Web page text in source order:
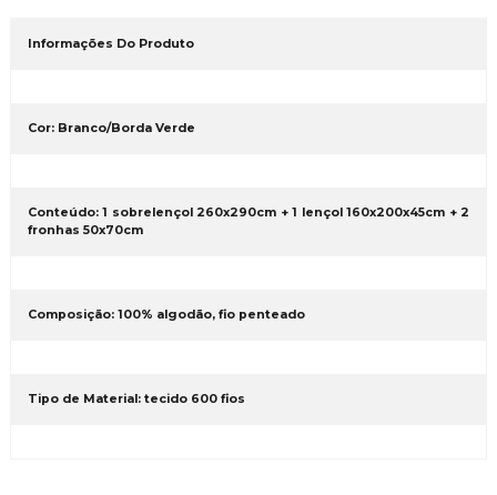
Informações Do Produto
Cor: Branco/Borda Verde
Conteúdo: 1 sobrelençol 260x290cm + 1 lençol 160x200x45cm + 2
fronhas 50x70cm
Composição: 100% algodão, fio penteado
Tipo de Material: tecido 600 fios